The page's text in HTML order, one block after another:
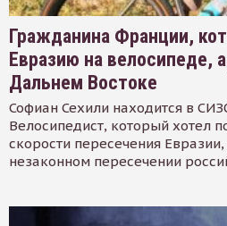
Гражданина Франции,
Евразию на велосипеде,
Дальнем Востоке
Софиан Сехили находится в
Велосипедист, который хотел
скорости пересечения
незаконном пересечении